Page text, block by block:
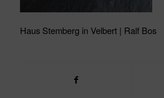
Haus Stemberg in Velbert | Ralf Bos